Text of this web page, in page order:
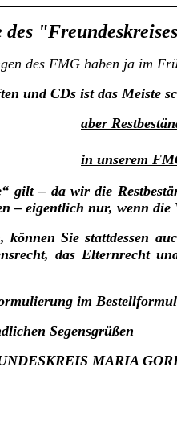
des
des FMG haben ja im
und CDs ist das Meiste
aber
in unserem
gilt – da wir die
– eigentlich nur, wenn die
können Sie stattdessen
das Elternrecht
im
Segensgrüßen
MARIA